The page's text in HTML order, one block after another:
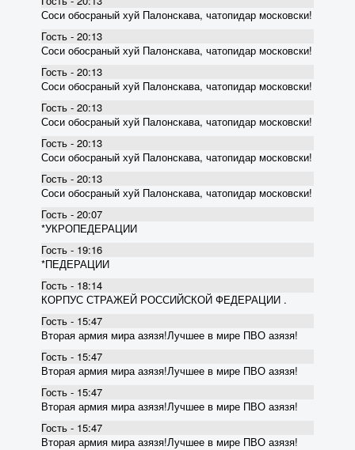
Соси обосраный хуй Палонскава, чатопидар московски!
Гость - 20:13
Соси обосраный хуй Палонскава, чатопидар московски!
Гость - 20:13
Соси обосраный хуй Палонскава, чатопидар московски!
Гость - 20:13
Соси обосраный хуй Палонскава, чатопидар московски!
Гость - 20:13
Соси обосраный хуй Палонскава, чатопидар московски!
Гость - 20:13
Соси обосраный хуй Палонскава, чатопидар московски!
Гость - 20:07
*УКРОПЕДЕРАЦИИ
Гость - 19:16
*ПЕДЕРАЦИИ
Гость - 18:14
КОРПУС СТРАЖЕЙ РОССИЙСКОЙ ФЕДЕРАЦИИ .
Гость - 15:47
Вторая армия мира азязя!Лучшее в мире ПВО азязя!
Гость - 15:47
Вторая армия мира азязя!Лучшее в мире ПВО азязя!
Гость - 15:47
Вторая армия мира азязя!Лучшее в мире ПВО азязя!
Гость - 15:47
Вторая армия мира азязя!Лучшее в мире ПВО азязя!